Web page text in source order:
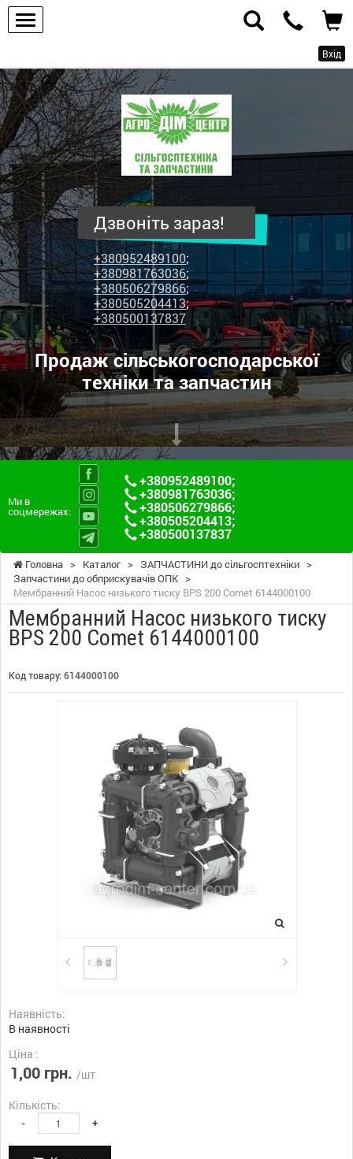
Вхід
ПП
"Агродім-
центр"
-
продаж
сільськогосподарської
техніки
та
запчастин
Дзвоніть зараз!
+380952489100;
+380981763036;
+380506279866;
+380505204413;
+380500137837
Продаж сільськогосподарської
техніки та запчастин
Ми в
соцмережах:
+380952489100;
+380981763036;
+380506279866;
+380505204413;
+380500137837
Головна > Каталог > ЗАПЧАСТИНИ до сільгосптехніки >
Запчастини до обприскувачів ОПК >
Мембранний Насос низького тиску BPS 200 Comet 6144000100
Мембранний Насос низького тиску
BPS 200 Comet 6144000100
Код товару: 6144000100
Наявність:
В наявності
Ціна :
1,00 грн. /шт
Кількість:
- +